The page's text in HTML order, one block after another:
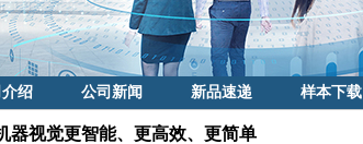
绍 公司新闻 新品速递 样本下载
器视觉更智能、更高效、更简单